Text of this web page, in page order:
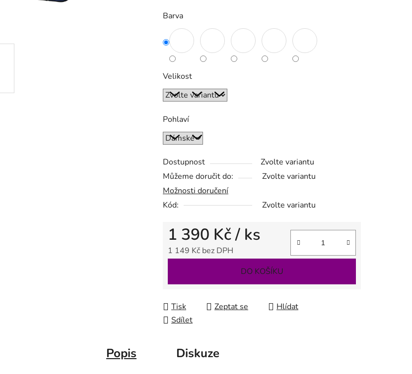
hvězdiček.
Barva
Velikost
Pohlaví
Dostupnost
Zvolte variantu
Můžeme doručit do:
Zvolte variantu
Možnosti doručení
Kód:
Zvolte variantu
1 390 Kč/ ks
1 149 Kč bez DPH
DO KOŠÍKU
Tisk Zeptat se
Hlídat
Sdílet
Popis Diskuze